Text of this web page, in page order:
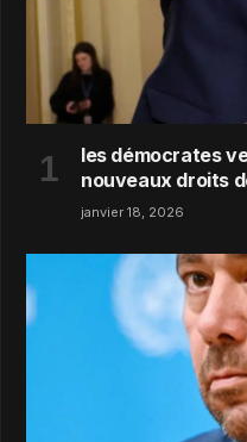
les démocrates
nouveaux droits
janvier 18, 2026